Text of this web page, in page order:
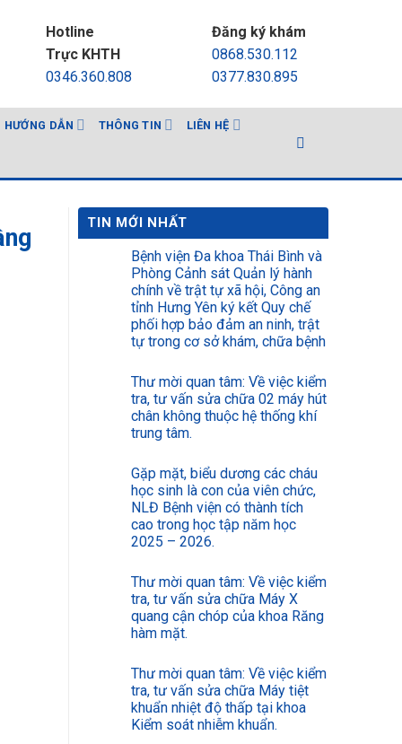
Hotline
Trực KHTH
0346.360.808
Đăng ký khám
0868.530.112
0377.830.895
HƯỚNG DẪN THÔNG TIN LIÊN HỆ
TIN MỚI NHẤT
Bệnh viện Đa khoa Thái Bình và
Phòng Cảnh sát Quản lý hành
chính về trật tự xã hội, Công an
tỉnh Hưng Yên ký kết Quy chế
phối hợp bảo đảm an ninh, trật
tự trong cơ sở khám, chữa bệnh
Thư mời quan tâm: Về việc kiểm
tra, tư vấn sửa chữa 02 máy hút
chân không thuộc hệ thống khí
trung tâm.
Gặp mặt, biểu dương các cháu
học sinh là con của viên chức,
NLĐ Bệnh viện có thành tích
cao trong học tập năm học
2025 – 2026.
Thư mời quan tâm: Về việc kiểm
tra, tư vấn sửa chữa Máy X
quang cận chóp của khoa Răng
hàm mặt.
Thư mời quan tâm: Về việc kiểm
tra, tư vấn sửa chữa Máy tiệt
khuẩn nhiệt độ thấp tại khoa
Kiểm soát nhiễm khuẩn.